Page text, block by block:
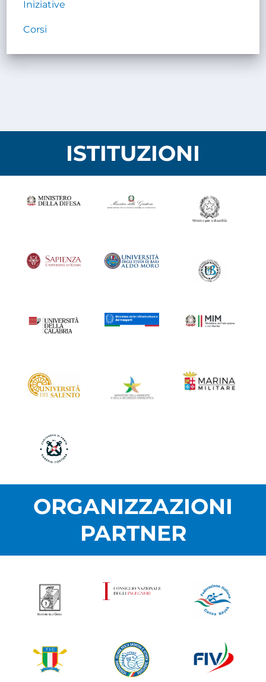
Iniziative
Corsi
ISTITUZIONI
ORGANIZZAZIONI
PARTNER